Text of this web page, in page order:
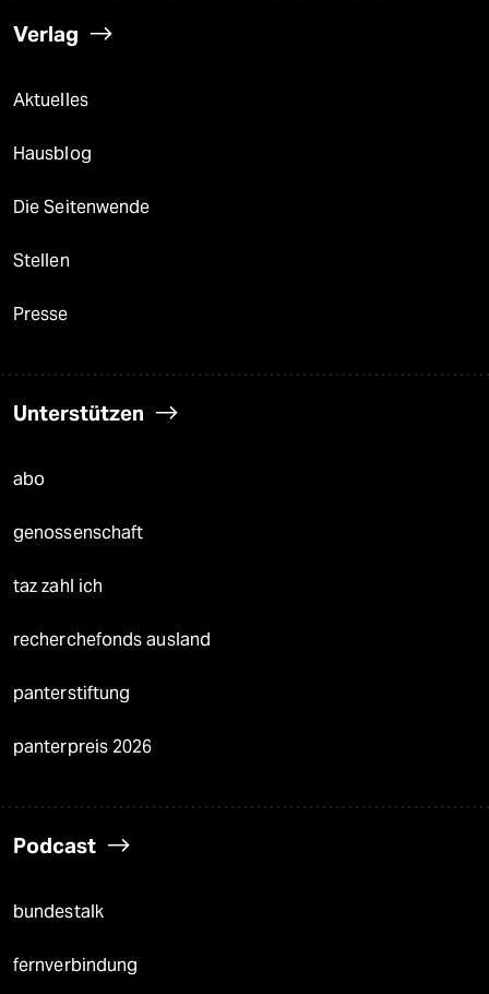
Verlag
Aktuelles
Hausblog
Die Seitenwende
Stellen
Presse
Unterstützen
abo
genossenschaft
taz zahl ich
recherchefonds ausland
panterstiftung
panterpreis 2026
Podcast
bundestalk
fernverbindung